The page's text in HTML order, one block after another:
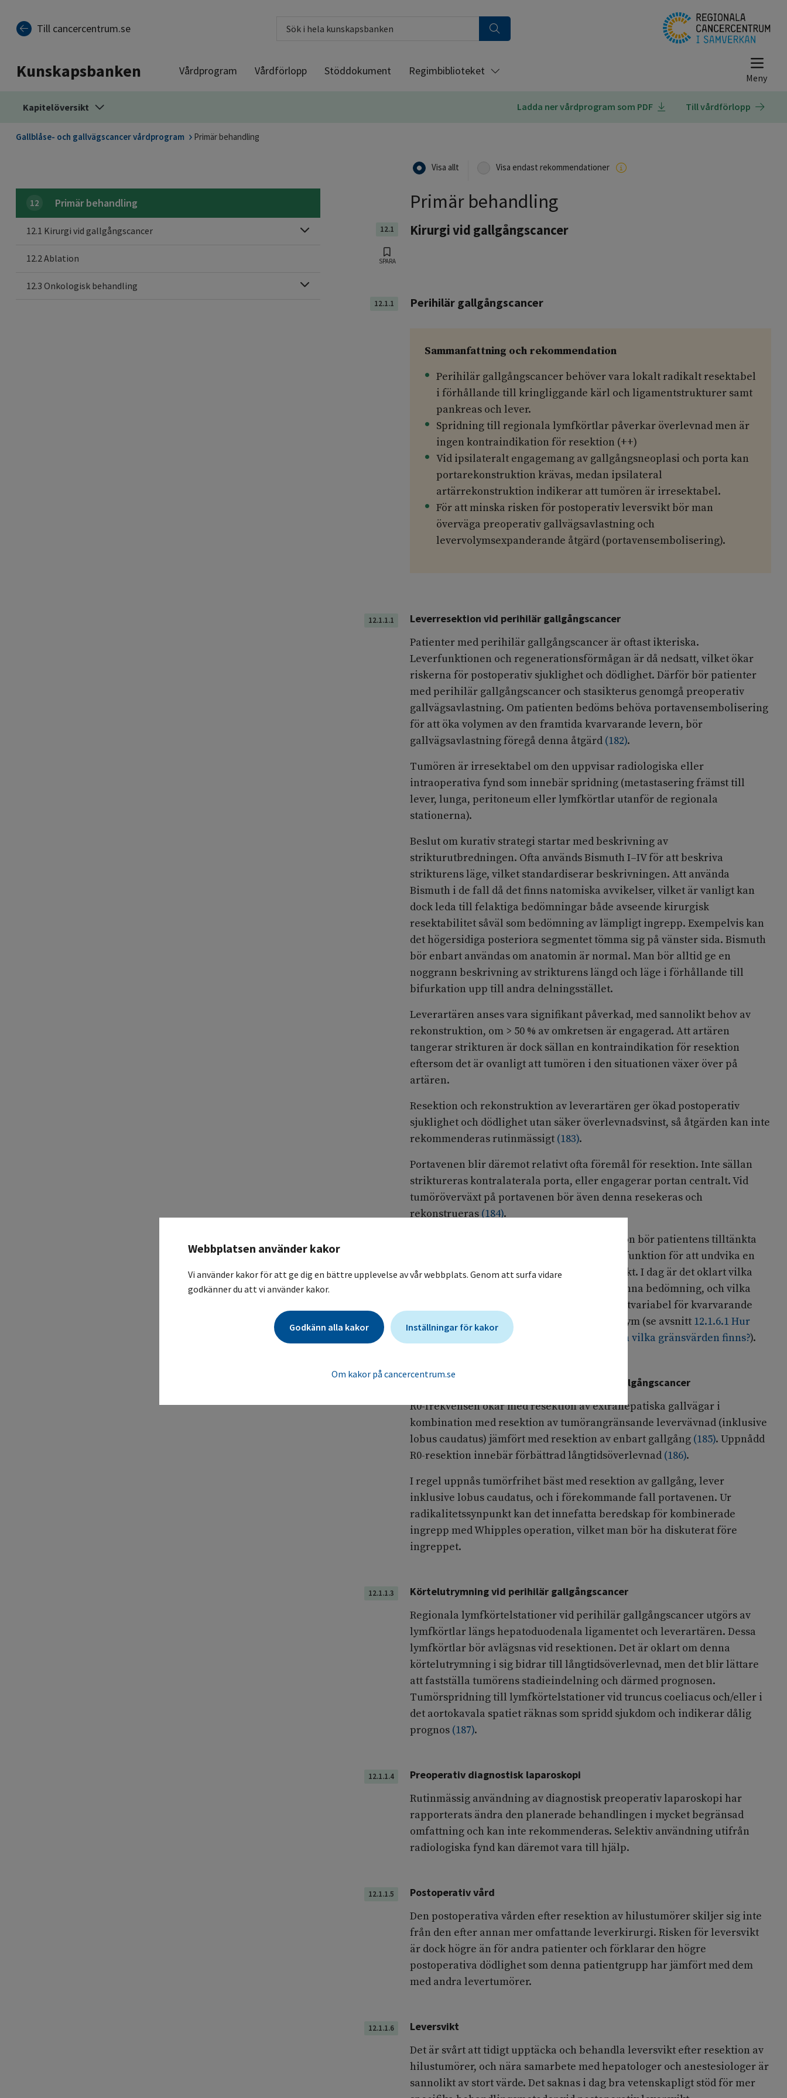
Till cancercentrum.se
Kunskapsbanken Vårdprogram Vårdförlopp Stöddokument Regimbiblioteket
Kapitelöversikt Ladda ner vårdprogram som PDF Till vårdförlopp
Gallblåse- och gallvägscancer vårdprogram Primär behandling
12 Primär behandling
12.1 Kirurgi vid gallgångscancer Expandera
12.2 Ablation
12.3 Onkologisk behandling
Visa allt Visa endast rekommendationer
Primär behandling
12.1 Kirurgi vid gallgångscancer
SPARA
12.1.1 Perihilär gallgångscancer
Sammanfattning och rekommendation
Perihilär gallgångscancer behöver vara lokalt radikalt resektabel
i förhållande till kringliggande kärl och ligamentstrukturer samt
pankreas och lever.
Spridning till regionala lymfkörtlar påverkar överlevnad men är
ingen kontraindikation för resektion (++)
Vid ipsilateralt engagemang av gallgångsneoplasi och porta kan
portarekonstruktion krävas, medan ipsilateral
artärrekonstruktion indikerar att tumören är irresektabel.
För att minska risken för postoperativ leversvikt bör man
överväga preoperativ gallvägsavlastning och
levervolymsexpanderande åtgärd (portavensembolisering).
12.1.1.1
Leverresektion vid perihilär gallgångscancer
Patienter med perihilär gallgångscancer är oftast ikteriska.
Leverfunktionen och regenerationsförmågan är då nedsatt, vilket ökar
riskerna för postoperativ sjuklighet och dödlighet. Därför bör patienter
med perihilär gallgångscancer och stasikterus genomgå preoperativ
gallvägsavlastning. Om patienten bedöms behöva portavensembolisering
för att öka volymen av den framtida kvarvarande levern, bör
gallvägsavlastning föregå denna åtgärd (182).
Tumören är irresektabel om den uppvisar radiologiska eller
intraoperativa fynd som innebär spridning (metastasering främst till
lever, lunga, peritoneum eller lymfkörtlar utanför de regionala
stationerna).
Beslut om kurativ strategi startar med beskrivning av
strikturutbredningen. Ofta används Bismuth I–IV för att beskriva
strikturens läge, vilket standardiserar beskrivningen. Att använda
Bismuth i de fall då det finns natomiska avvikelser, vilket är vanligt kan
dock leda till felaktiga bedömningar både avseende kirurgisk
resektabilitet såväl som bedömning av lämpligt ingrepp. Exempelvis kan
det högersidiga posteriora segmentet tömma sig på vänster sida. Bismuth
bör enbart användas om anatomin är normal. Man bör alltid ge en
noggrann beskrivning av strikturens längd och läge i förhållande till
bifurkation upp till andra delningsstället.
Leverartären anses vara signifikant påverkad, med sannolikt behov av
rekonstruktion, om > 50 % av omkretsen är engagerad. Att artären
tangerar strikturen är dock sällan en kontraindikation för resektion
eftersom det är ovanligt att tumören i den situationen växer över på
artären.
Resektion och rekonstruktion av leverartären ger ökad postoperativ
sjuklighet och dödlighet utan säker överlevnadsvinst, så åtgärden kan inte
rekommenderas rutinmässigt (183).
Portavenen blir däremot relativt ofta föremål för resektion. Inte sällan
striktureras kontralaterala porta, eller engagerar portan centralt. Vid
tumöröverväxt på portavenen bör även denna resekeras och
rekonstrueras (184).
För att det ska vara möjligt med leverresektion bör patientens tilltänkta
postoperativa lever ha tillräcklig volym och funktion för att undvika en
påtaglig risk för dödlig postoperativ leversvikt. I dag är det oklart vilka
metoder som är bäst lämpade för att göra denna bedömning, och vilka
gränsvärden som bör användas. Som surrogatvariabel för kvarvarande
leverfunktion används kvarvarande levervolym (se avsnitt 12.1.6.1 Hur
ange behovet av kvarvarande levervolym och vilka gränsvärden finns?).
Omfattning av leverresektion vid perihilär gallgångscancer
R0-frekvensen ökar med resektion av extrahepatiska gallvägar i
kombination med resektion av tumörangränsande levervävnad (inklusive
lobus caudatus) jämfört med resektion av enbart gallgång (185). Uppnådd
R0-resektion innebär förbättrad långtidsöverlevnad (186).
I regel uppnås tumörfrihet bäst med resektion av gallgång, lever
inklusive lobus caudatus, och i förekommande fall portavenen. Ur
radikalitetssynpunkt kan det innefatta beredskap för kombinerade
ingrepp med Whipples operation, vilket man bör ha diskuterat före
ingreppet.
12.1.1.3
Körtelutrymning vid perihilär gallgångscancer
Regionala lymfkörtelstationer vid perihilär gallgångscancer utgörs av
lymfkörtlar längs hepatoduodenala ligamentet och leverartären. Dessa
lymfkörtlar bör avlägsnas vid resektionen. Det är oklart om denna
körtelutrymning i sig bidrar till långtidsöverlevnad, men det blir lättare
att fastställa tumörens stadieindelning och därmed prognosen.
Tumörspridning till lymfkörtelstationer vid truncus coeliacus och/eller i
det aortokavala spatiet räknas som spridd sjukdom och indikerar dålig
prognos (187).
12.1.1.4
Preoperativ diagnostisk laparoskopi
Rutinmässig användning av diagnostisk preoperativ laparoskopi har
rapporterats ändra den planerade behandlingen i mycket begränsad
omfattning och kan inte rekommenderas. Selektiv användning utifrån
radiologiska fynd kan däremot vara till hjälp.
12.1.1.5
Postoperativ vård
Den postoperativa vården efter resektion av hilustumörer skiljer sig inte
från den efter annan mer omfattande leverkirurgi. Risken för leversvikt
är dock högre än för andra patienter och förklarar den högre
postoperativa dödlighet som denna patientgrupp har jämfört med dem
med andra levertumörer.
12.1.1.6
Leversvikt
Det är svårt att tidigt upptäcka och behandla leversvikt efter resektion av
hilustumörer, och nära samarbete med hepatologer och anestesiologer är
sannolikt av stort värde. Det saknas i dag bra vetenskapligt stöd för mer
Webbplatsen använder kakor
Vi använder kakor för att ge dig en bättre upplevelse av vår webbplats. Genom att surfa vidare
godkänner du att vi använder kakor.
Godkänn alla kakor Inställningar för kakor
Om kakor på cancercentrum.se